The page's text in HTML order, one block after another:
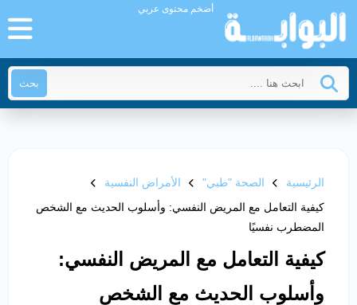
أضخم محتوى عربي
بحث
الرئيسية الصحة "طبي"
الأمراض النفسية
كيفية التعامل مع المريض النفسي: وأسلوب الحديث مع الشخص
المضطرب نفسيًا
كيفية التعامل مع المريض النفسي:
وأسلوب الحديث مع الشخص